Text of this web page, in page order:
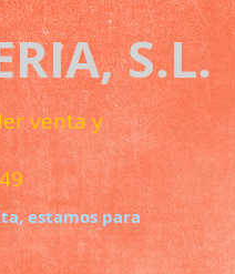
S.L.
venta y
estamos para